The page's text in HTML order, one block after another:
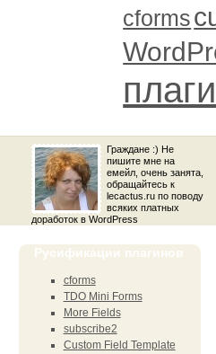
cforms
Граждане :) Не
пишите мне на
емейл, очень занята,
обращайтесь к
lecactus.ru по поводу
всяких платных
доработок в WordPress
Русификации плагинов
cforms
TDO Mini Forms
More Fields
subscribe2
Custom Field Template